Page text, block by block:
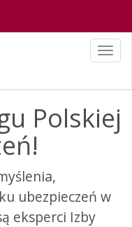
Polskiej
ubezpieczeń w
eksperci Izby